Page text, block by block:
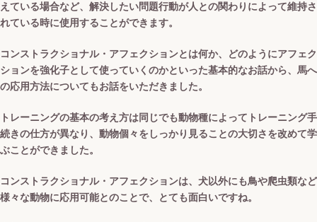
えている場合など、解決したい問題行動が人との関わりによって維持さ
れている時に使用することができます。
コンストラクショナル・アフェクションとは何か、どのようにアフェク
ションを強化子として使っていくのかといった基本的なお話から、馬へ
の応用方法についてもお話をいただきました。
トレーニングの基本の考え方は同じでも動物種によってトレーニング手
続きの仕方が異なり、動物個々をしっかり見ることの大切さを改めて学
ぶことができました。
コンストラクショナル・アフェクションは、犬以外にも鳥や爬虫類など
様々な動物に応用可能とのことで、とても面白いですね。